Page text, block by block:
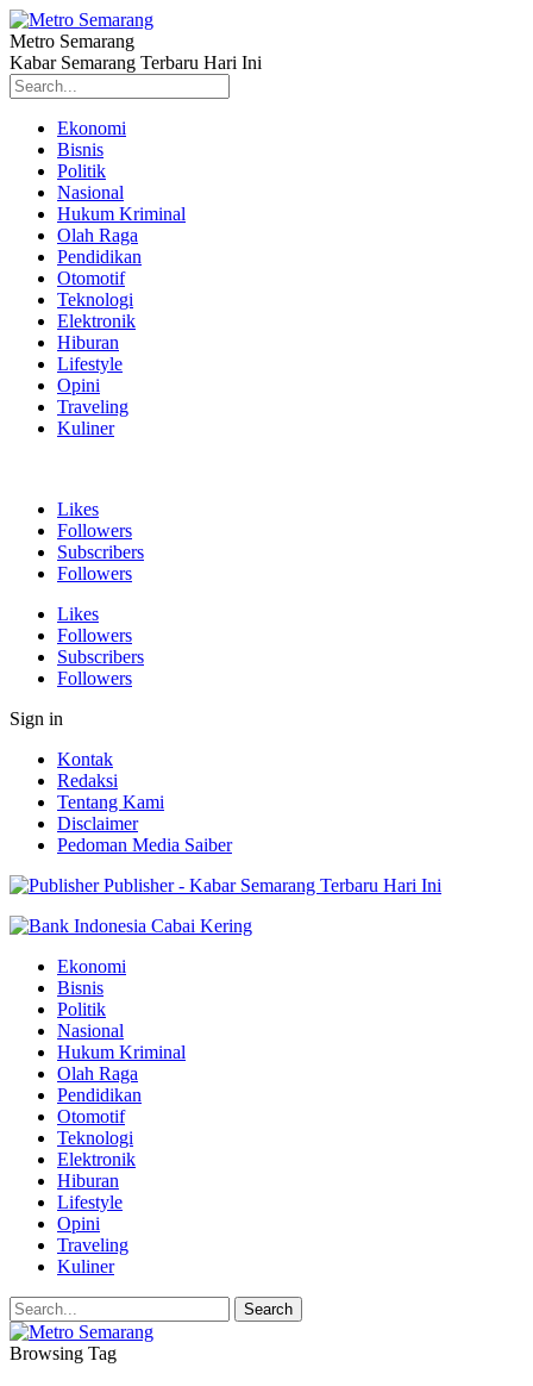
Metro Semarang
Kabar Semarang Terbaru Hari Ini
Ekonomi
Bisnis
Politik
Nasional
Hukum Kriminal
Olah Raga
Pendidikan
Otomotif
Teknologi
Elektronik
Hiburan
Lifestyle
Opini
Traveling
Kuliner
Likes
Followers
Subscribers
Followers
Likes
Followers
Subscribers
Followers
Sign in
Kontak
Redaksi
Tentang Kami
Disclaimer
Pedoman Media Saiber
Publisher - Kabar Semarang Terbaru Hari Ini
Ekonomi
Bisnis
Politik
Nasional
Hukum Kriminal
Olah Raga
Pendidikan
Otomotif
Teknologi
Elektronik
Hiburan
Lifestyle
Opini
Traveling
Kuliner
Browsing Tag